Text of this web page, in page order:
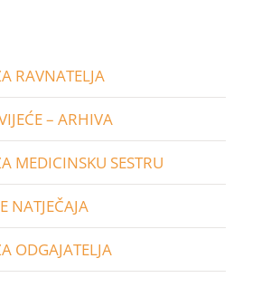
RAVNATELJA
– ARHIVA
MEDICINSKU SESTRU
NATJEČAJA
ODGAJATELJA